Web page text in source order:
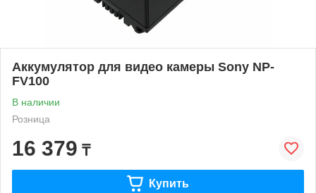
Аккумулятор для видео камеры Sony NP-
FV100
В наличии
Розница
16 379 ₸
Купить